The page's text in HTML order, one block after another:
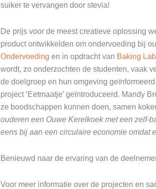
suiker te vervangen door stevia!
De prijs voor de meest creatieve oplossing
product ontwikkelden om ondervoeding bij
Ondervoeding en in opdracht van Baking Lab
wordt, zo onderzochten de studenten, vaak
de doelgroep en hun omgeving
project ‘Eetmaatje’ geïntroduceerd. Mandy
ze boodschappen kunnen doen, samen
ouderen een Ouwe Kerelkoek met een zelf-
eens bij aan een circulaire economie omdat
Benieuwd naar de ervaring van de
Voor meer informatie over de projecten en